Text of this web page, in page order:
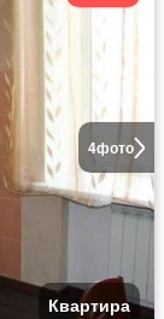
4фото
Квартира